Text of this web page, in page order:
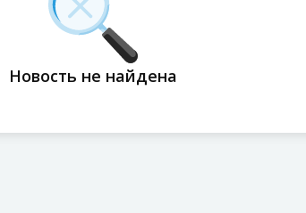
Новость не найдена